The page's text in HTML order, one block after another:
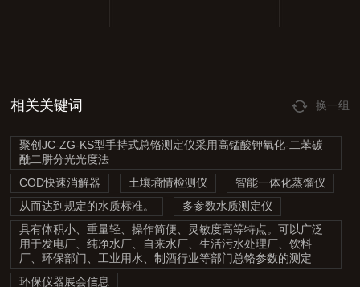
相关关键词 换一组
聚创JC-ZG-KS型手持式总铬测定仪采用高锰酸钾氧化-二苯碳
酰二肼分光光度法
COD快速消解器
土壤墒情检测仪
智能一体化蒸馏仪
从而达到规定的水质标准。
多参数水质测定仪
具有体积小、重量轻、操作简便、灵敏度高等特点。可以广泛
用于发电厂、纯净水厂、自来水厂、生活污水处理厂、饮料
厂、环保部门、工业用水、制酒行业等部门总铬参数的测定
环保仪器展会信息